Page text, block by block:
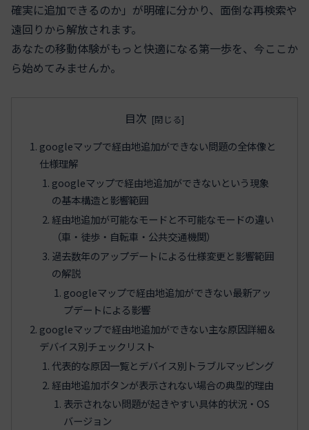
確実に追加できるのか」が明確に分かり、面倒な再検索や
遠回りから解放されます。
あなたの移動体験がもっと快適になる第一歩を、今ここか
ら始めてみませんか。
目次
googleマップで経由地追加ができない問題の全体像と
仕様理解
googleマップで経由地追加ができないという現象
の基本構造と影響範囲
経由地追加が可能なモードと不可能なモードの違い
（車・徒歩・自転車・公共交通機関）
過去数年のアップデートによる仕様変更と影響範囲
の解説
googleマップで経由地追加ができない最新アッ
プデートによる影響
googleマップで経由地追加ができない主な原因詳細＆
デバイス別チェックリスト
代表的な原因一覧とデバイス別トラブルマッピング
経由地追加ボタンが表示されない場合の典型的理由
表示されない問題が起きやすい具体的状況・OS
バージョン